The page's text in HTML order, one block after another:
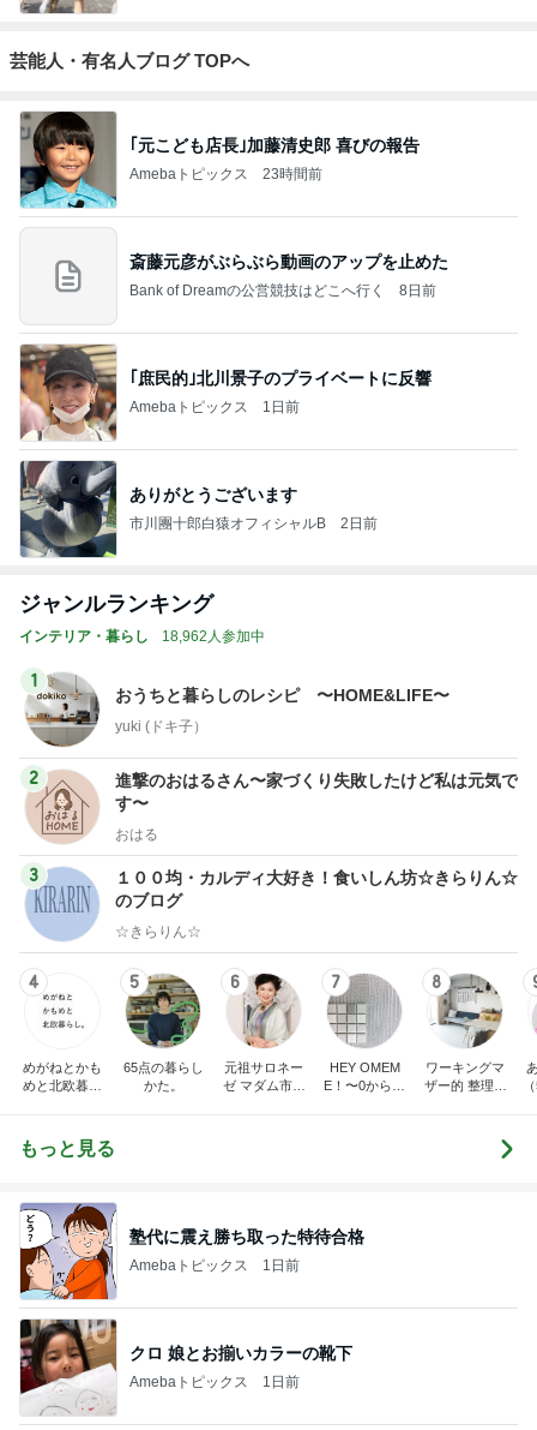
芸能人・有名人ブログ TOPへ
｢元こども店長｣加藤清史郎 喜びの報告
Amebaトピックス 23時間前
斎藤元彦がぶらぶら動画のアップを止めた
Bank of Dreamの公営競技はどこへ行く 8日前
｢庶民的｣北川景子のプライベートに反響
Amebaトピックス 1日前
ありがとうございます
市川團十郎白猿オフィシャルB 2日前
ジャンルランキング
インテリア・暮らし 18,962人参加中
1
おうちと暮らしのレシピ 〜HOME&LIFE〜
yuki (ドキ子）
2
進撃のおはるさん〜家づくり失敗したけど私は元気で
す〜
おはる
3
１００均・カルディ大好き！食いしん坊☆きらりん☆
のブログ
☆きらりん☆
4
めがねとかも
めと北欧暮ら
5
65点の暮らし
かた。
6
元祖サロネー
ゼ マダム市川
7
HEY OMEM
E！〜0からの
8
ワーキングマ
ザー的 整理収
もっと見る
塾代に震え勝ち取った特待合格
Amebaトピックス 1日前
クロ 娘とお揃いカラーの靴下
Amebaトピックス 1日前